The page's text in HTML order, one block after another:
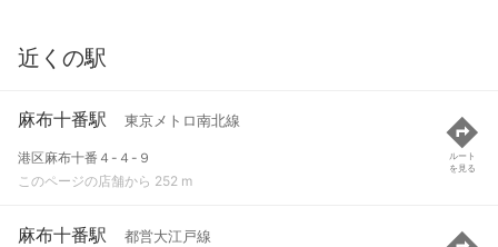
近くの駅
麻布十番駅 東京メトロ南北線
港区麻布十番４-４-９
このページの店舗から 252 m
ルート
を見る
麻布十番駅 都営大江戸線